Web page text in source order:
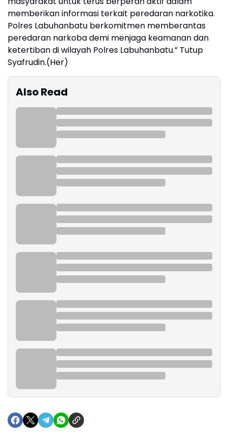
memberikan informasi terkait peredaran narkotika.
Polres Labuhanbatu berkomitmen memberantas
peredaran narkoba demi menjaga keamanan dan
ketertiban di wilayah Polres Labuhanbatu.” Tutup
Syafrudin.(Her)
Also Read